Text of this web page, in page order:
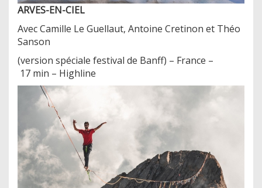
ARVES-EN-CIEL
Avec Camille Le Guellaut, Antoine Cretinon et Théo
Sanson
(version spéciale festival de Banff) – France –
17 min – Highline